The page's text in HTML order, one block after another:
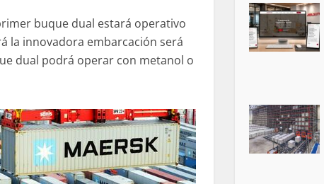
buque dual estará operativo
la innovadora embarcación será
dual podrá operar con metanol o